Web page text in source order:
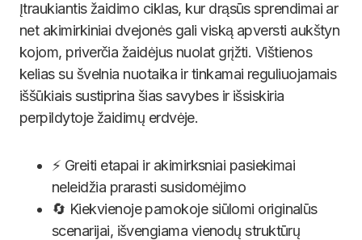
Įtraukiantis žaidimo ciklas, kur drąsūs sprendimai ar
net akimirkiniai dvejonės gali viską apversti aukštyn
kojom, priverčia žaidėjus nuolat grįžti. Vištienos
kelias su švelnia nuotaika ir tinkamai reguliuojamais
iššūkiais sustiprina šias savybes ir išsiskiria
perpildytoje žaidimų erdvėje.
⚡ Greiti etapai ir akimirksniai pasiekimai
neleidžia prarasti susidomėjimo
🔄 Kiekvienoje pamokoje siūlomi originalūs
scenarijai, išvengiama vienodų struktūrų